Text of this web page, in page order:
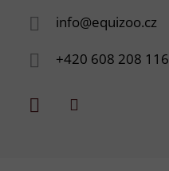
info@equizoo.cz
+420 608 208 116